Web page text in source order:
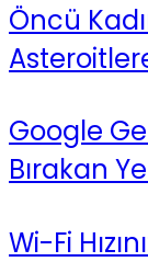
Öncü
Google
Bırakan
Wi-Fi